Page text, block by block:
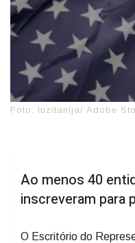
Foto: luzitanija/ Adobe
Ao menos 40
inscreveram para
O Escritório do